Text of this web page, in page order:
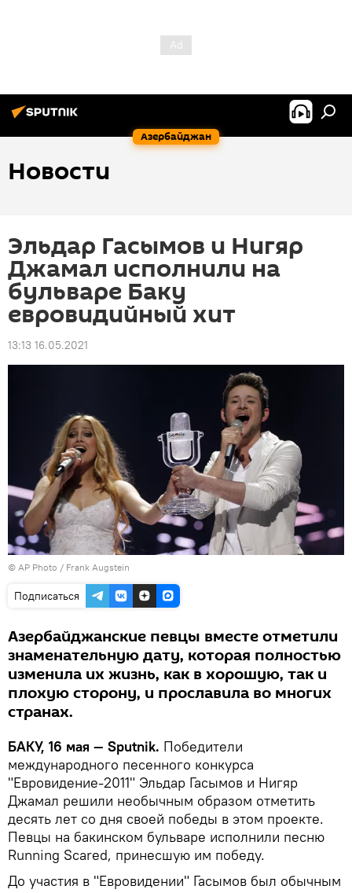
Азербайджан
Новости
Эльдар Гасымов и Нигяр
Джамал исполнили на
бульваре Баку
евровидийный хит
13:13 16.05.2021
© AP Photo / Frank Augstein
Подписаться
Азербайджанские певцы вместе отметили
знаменательную дату, которая полностью
изменила их жизнь, как в хорошую, так и
плохую сторону, и прославила во многих
странах.
БАКУ, 16 мая — Sputnik. Победители
международного песенного конкурса
"Евровидение-2011" Эльдар Гасымов и Нигяр
Джамал решили необычным образом отметить
десять лет со дня своей победы в этом проекте.
Певцы на бакинском бульваре исполнили песню
Running Scared, принесшую им победу.
До участия в "Евровидении" Гасымов был обычным